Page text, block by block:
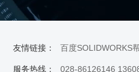
友情链接： 百度SOLIDWORKS
服务热线：
028-86126146